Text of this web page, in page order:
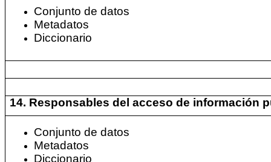
Conjunto de datos
Metadatos
Diccionario
14. Responsables del acceso de información
Conjunto de datos
Metadatos
Diccionario